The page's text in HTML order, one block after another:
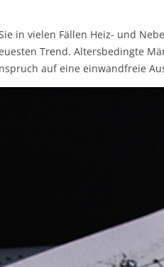
in vielen Fällen Heiz- und
Trend. Altersbedingte
auf eine einwandfreie